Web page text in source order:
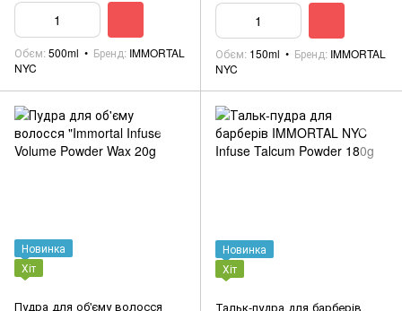
Обєм 500ml Бренд IMMORTAL
NYC
Обєм 150ml Бренд IMMORTAL
NYC
Новинка
Хіт
Пудра для об'єму волосся
Новинка
Хіт
Тальк-пудра для барберів